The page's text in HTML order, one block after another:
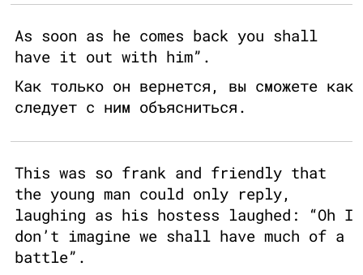
As soon as he comes back you shall
have it out with him”.
Как только он вернется, вы сможете как
следует с ним объясниться.
This was so frank and friendly that
the young man could only reply,
laughing as his hostess laughed: “Oh I
don’t imagine we shall have much of a
battle”.